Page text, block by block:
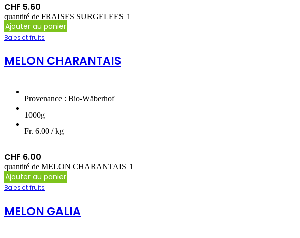
CHF 5.60
quantité de FRAISES SURGELEES
Ajouter au panier
Baies et fruits
MELON CHARANTAIS
Provenance : Bio-Wäberhof
1000g
Fr. 6.00 / kg
CHF 6.00
quantité de MELON CHARANTAIS
Ajouter au panier
Baies et fruits
MELON GALIA